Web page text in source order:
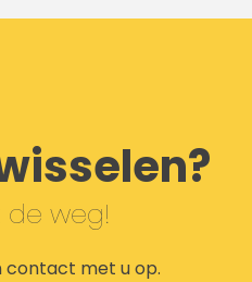
weg!
contact met u op.